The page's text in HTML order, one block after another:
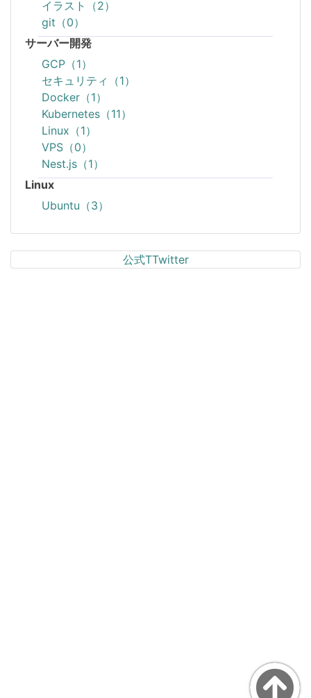
イラスト（2）
git（0）
サーバー開発
GCP（1）
セキュリティ（1）
Docker（1）
Kubernetes（11）
Linux（1）
VPS（0）
Nest.js（1）
Linux
Ubuntu（3）
公式TTwitter